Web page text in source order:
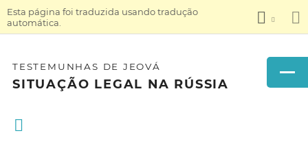
Esta página foi traduzida usando tradução
automática.
TESTEMUNHAS DE JEOVÁ
SITUAÇÃO LEGAL NA RÚSSIA